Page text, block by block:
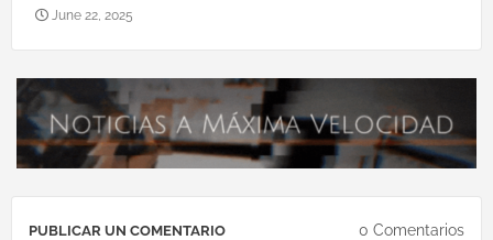
June 22, 2025
PUBLICAR UN COMENTARIO 0 Comentarios